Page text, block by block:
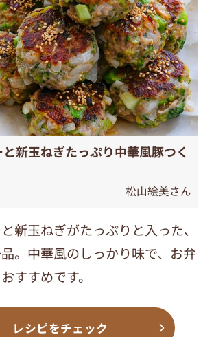
新玉ねぎたっぷり中華風豚つく
松山絵美さん
新玉ねぎがたっぷりと入った、
。中華風のしっかり味で、お弁
すすめです。
レシピをチェック